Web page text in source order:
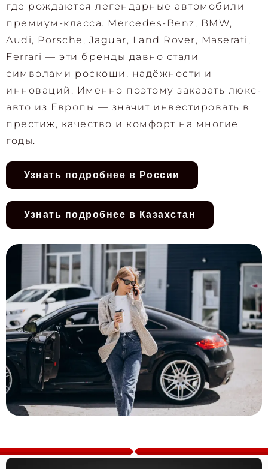
где рождаются легендарные автомобили
премиум-класса. Mercedes-Benz, BMW,
Audi, Porsche, Jaguar, Land Rover, Maserati,
Ferrari — эти бренды давно стали
символами роскоши, надёжности и
инноваций. Именно поэтому заказать люкс-
авто из Европы — значит инвестировать в
престиж, качество и комфорт на многие
годы.
Узнать подробнее в России
Узнать подробнее в Казахстан